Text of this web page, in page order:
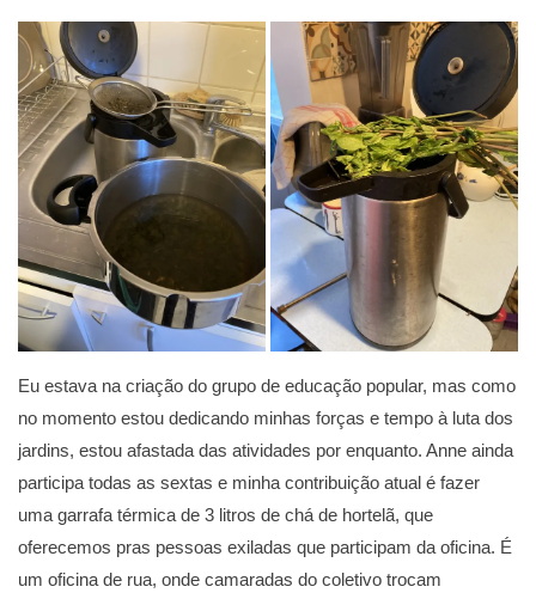
Eu estava na criação do grupo de educação popular, mas como
no momento estou dedicando minhas forças e tempo à luta dos
jardins, estou afastada das atividades por enquanto. Anne ainda
participa todas as sextas e minha contribuição atual é fazer
uma garrafa térmica de 3 litros de chá de hortelã, que
oferecemos pras pessoas exiladas que participam da oficina. É
um oficina de rua, onde camaradas do coletivo trocam